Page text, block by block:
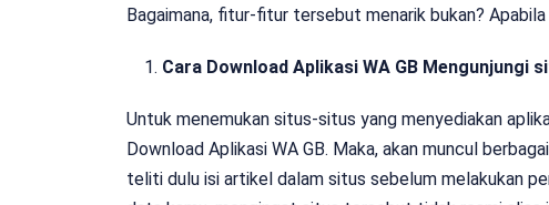
Bagaimana, fitur-fitur tersebut menarik bukan?
Cara Download Aplikasi WA GB Mengunjungi
Untuk menemukan situs-situs yang menyediakan
Download Aplikasi WA GB. Maka, akan muncul
teliti dulu isi artikel dalam situs sebelum melakukan